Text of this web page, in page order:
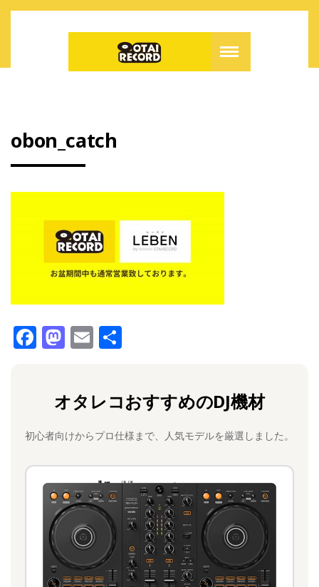
obon_catch
F
b
o
o
k
M
o
d
o
n
E
l
オタレコおすすめのDJ機材
初心者向けからプロ仕様まで、人気モデルを厳選しました。